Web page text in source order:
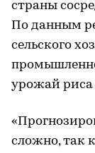
страны
По данным
сельского
урожай риса
сложно, так